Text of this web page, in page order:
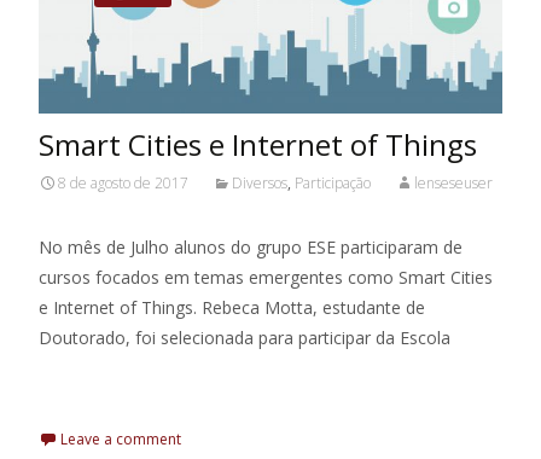
Smart Cities e Internet of Things
8 de agosto de 2017 Diversos, Participação lenseseuser
No mês de Julho alunos do grupo ESE participaram de
cursos focados em temas emergentes como Smart Cities
e Internet of Things. Rebeca Motta, estudante de
Doutorado, foi selecionada para participar da Escola
Leave a comment